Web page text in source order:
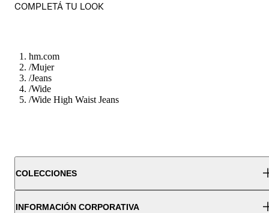
COMPLETÁ TU LOOK
hm.com
/Mujer
/Jeans
/Wide
/Wide High Waist Jeans
COLECCIONES
INFORMACIÓN CORPORATIVA